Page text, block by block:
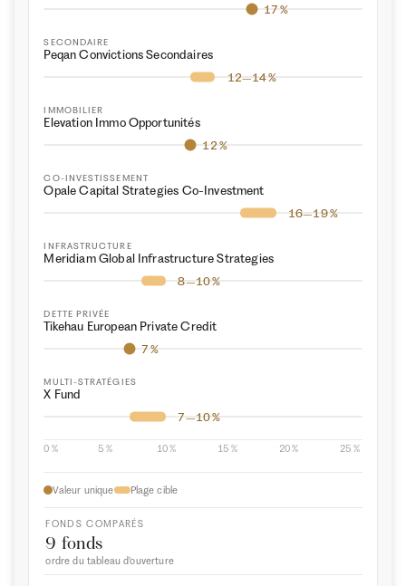
17 %
SECONDAIRE
Peqan Convictions Secondaires
12–14 %
IMMOBILIER
Elevation Immo Opportunités
12 %
CO-INVESTISSEMENT
Opale Capital Strate⁠gies Co-Investment
16–19 %
INFRASTRUCTURE
Meridiam Global Infrastructure Strate⁠gies
8–10 %
DETTE PRIVÉE
Tikehau European Private Credit
7 %
MULTI-STRATÉGIES
X Fund
7–10 %
0 % 5 % 10 % 15 % 20 % 25 %
Valeur unique Plage cible
FONDS COMPARÉS
9 fonds
ordre du tableau d’ouverture